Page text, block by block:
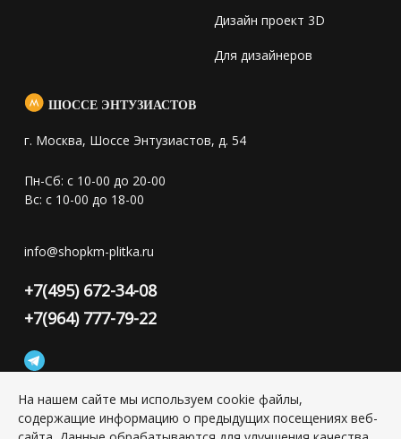
Дизайн проект 3D
Для дизайнеров
ШОССЕ ЭНТУЗИАСТОВ
г. Москва, Шоссе Энтузиастов, д. 54
Пн-Сб: с 10-00 до 20-00
Вс: с 10-00 до 18-00
info@shopkm-plitka.ru
+7(495) 672-34-08
+7(964) 777-79-22
Конфиденциальность персональной информации
На нашем сайте мы используем cookie файлы,
содержащие информацию о предыдущих посещениях веб-